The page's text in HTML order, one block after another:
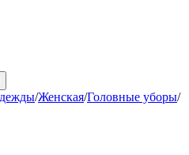
/Женская/Головные уборы/